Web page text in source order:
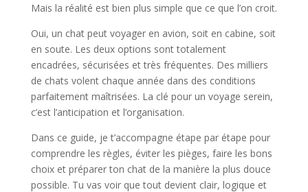
Mais la réalité est bien plus simple que ce que l’on croit.
Oui, un chat peut voyager en avion, soit en cabine, soit
en soute. Les deux options sont totalement
encadrées, sécurisées et très fréquentes. Des milliers
de chats volent chaque année dans des conditions
parfaitement maîtrisées. La clé pour un voyage serein,
c’est l’anticipation et l’organisation.
Dans ce guide, je t’accompagne étape par étape pour
comprendre les règles, éviter les pièges, faire les bons
choix et préparer ton chat de la manière la plus douce
possible. Tu vas voir que tout devient clair, logique et